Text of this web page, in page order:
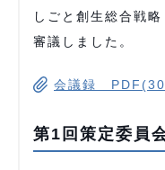
しごと創生総合戦
審議しました。
会議録
第1回策定委員